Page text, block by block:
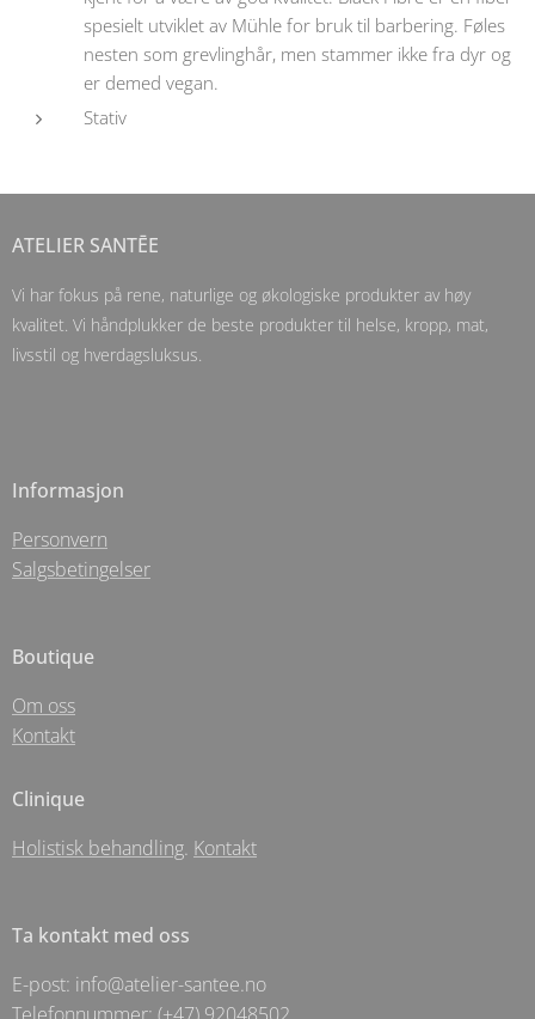
spesielt utviklet av Mühle for bruk til barbering. Føles
nesten som grevlinghår, men stammer ikke fra dyr og
er demed vegan.
Stativ
ATELIER SANTĒE
Vi har fokus på rene, naturlige og økologiske produkter av høy
kvalitet. Vi håndplukker de beste produkter til helse, kropp, mat,
livsstil og hverdagsluksus.
Informasjon
Personvern
Salgsbetingelser
Boutique
Om oss
Kontakt
Clinique
Holistisk behandling. Kontakt
Ta kontakt med oss
E-post: info@atelier-santee.no